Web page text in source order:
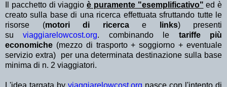
Il pacchetto di viaggio è puramente "esemplificativo" ed è
creato sulla base di una ricerca effettuata sfruttando tutte le
risorse (motori di ricerca e links) presenti
suviaggiarelowcost.org. combinando le tariffe più
economiche (mezzo di trasporto + soggiorno + eventuale
servizio extra)
per una determinata destinazione sulla base
minima di n. 2 viaggiatori.
L'idea targata by viaggiarelowcost.org nasce con l'intento di